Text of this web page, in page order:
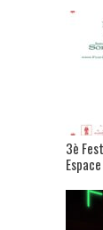
3è